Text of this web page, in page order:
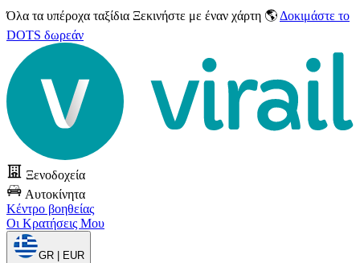
Όλα τα υπέροχα ταξίδια Ξεκινήστε με έναν χάρτη 🌎 Δοκιμάστε το
DOTS δωρεάν
Ξενοδοχεία
Αυτοκίνητα
Κέντρο βοηθείας
Οι Κρατήσεις Μου
GR | EUR